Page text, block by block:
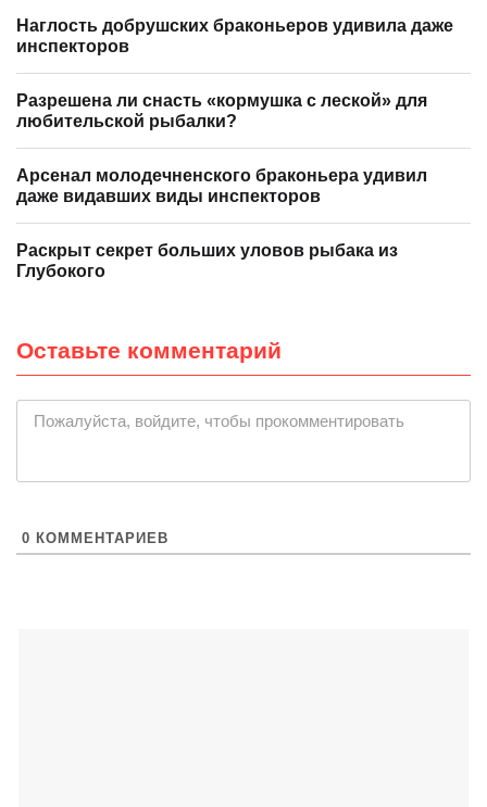
Наглость добрушских браконьеров удивила даже
инспекторов
Разрешена ли снасть «кормушка с леской» для
любительской рыбалки?
Арсенал молодечненского браконьера удивил
даже видавших виды инспекторов
Раскрыт секрет больших уловов рыбака из
Глубокого
Оставьте комментарий
Пожалуйста, войдите, чтобы прокомментировать
0 КОММЕНТАРИЕВ